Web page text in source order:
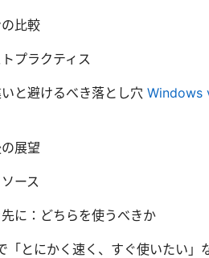
比較
プラクティス
と避けるべき落とし穴 Windows
展望
ース
に：どちらを使うべきか
「とにかく速く、すぐ使いたい」